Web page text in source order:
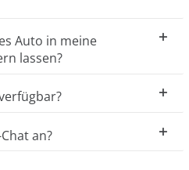
Auto in meine
lassen?
an?